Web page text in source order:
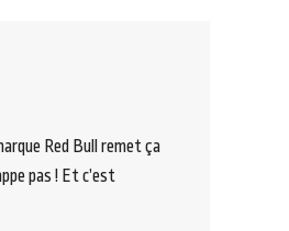
Red Bull remet ça
pas ! Et c’est